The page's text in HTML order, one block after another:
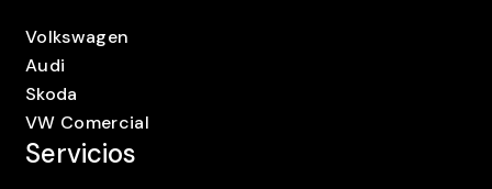
Volkswagen
Audi
Skoda
VW Comercial
Servicios